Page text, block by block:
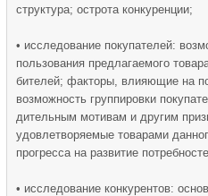
структура; острота конкуренции;
• исследование покупателей:
пользования предлагаемого
бителей; факторы, влияющие на
возможность груп­пировки
дительным мотивам и другим
удовлетворяемые товарами
прогресса на развитие
• исследование конкурентов: